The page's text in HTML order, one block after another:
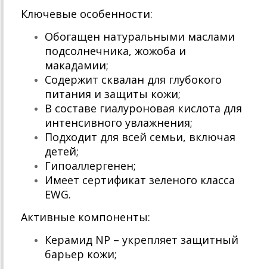
Ключевые особенности:
Обогащен натуральными маслами
подсолнечника, жожоба и
макадамии;
Содержит сквалан для глубокого
питания и защиты кожи;
В составе гиалуроновая кислота для
интенсивного увлажнения;
Подходит для всей семьи, включая
детей;
Гипоаллергенен;
Имеет сертификат зеленого класса
EWG.
Активные компоненты:
Керамид NP – укрепляет защитный
барьер кожи;